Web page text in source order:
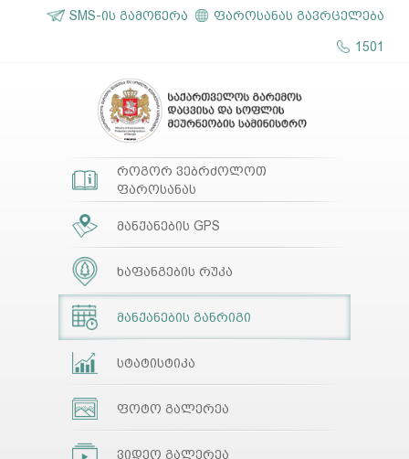
ფაროსანას გავრცელება
SMS-ის გამოწერა
1501
როგორ ვებრძოლოთ
ფაროსანას
მანქანების GPS
ხაფანგების რუკა
მანქანების განრიგი
სტატისტიკა
ფოტო გალერეა
ვიდეო გალერეა